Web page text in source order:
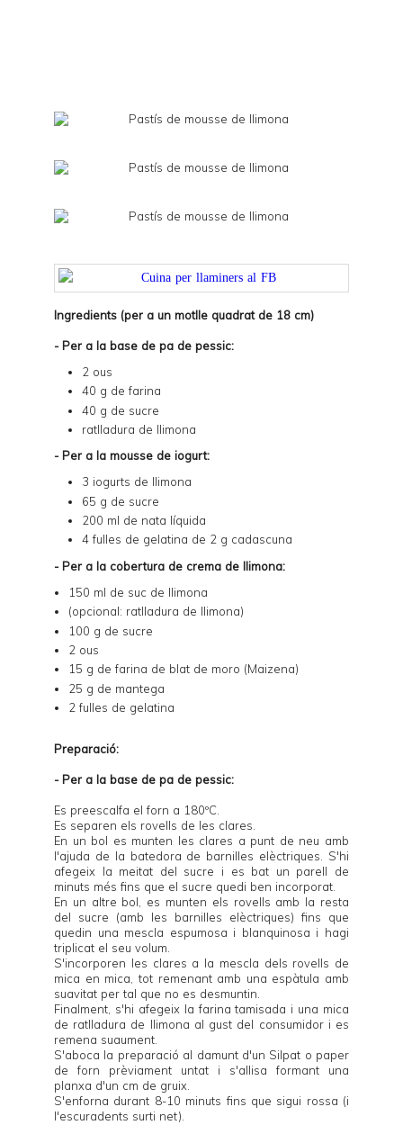
Ingredients (per a un motlle quadrat de 18 cm)
- Per a la base de pa de pessic:
2 ous
40 g de farina
40 g de sucre
ratlladura de llimona
- Per a la mousse de iogurt:
3 iogurts de llimona
65 g de sucre
200 ml de nata líquida
4 fulles de gelatina de 2 g cadascuna
- Per a la cobertura de crema de llimona:
150 ml de suc de llimona
(opcional: ratlladura de llimona)
100 g de sucre
2 ous
15 g de farina de blat de moro (Maizena)
25 g de mantega
2 fulles de gelatina
Preparació:
- Per a la base de pa de pessic:
Es preescalfa el forn a 180ºC.
Es separen els rovells de les clares.
En un bol es munten les clares a punt de neu amb
l'ajuda de la batedora de barnilles elèctriques. S'hi
afegeix la meitat del sucre i es bat un parell de
minuts més fins que el sucre quedi ben incorporat.
En un altre bol, es munten els rovells amb la resta
del sucre (amb les barnilles elèctriques) fins que
quedin una mescla espumosa i blanquinosa i hagi
triplicat el seu volum.
S'incorporen les clares a la mescla dels rovells de
mica en mica, tot remenant amb una espàtula amb
suavitat per tal que no es desmuntin.
Finalment, s'hi afegeix la farina tamisada i una mica
de ratlladura de llimona al gust del consumidor i es
remena suaument.
S'aboca la preparació al damunt d'un Silpat o paper
de forn prèviament untat i s'allisa formant una
planxa d'un cm de gruix.
S'enforna durant 8-10 minuts fins que sigui rossa (i
l'escuradents surti net).